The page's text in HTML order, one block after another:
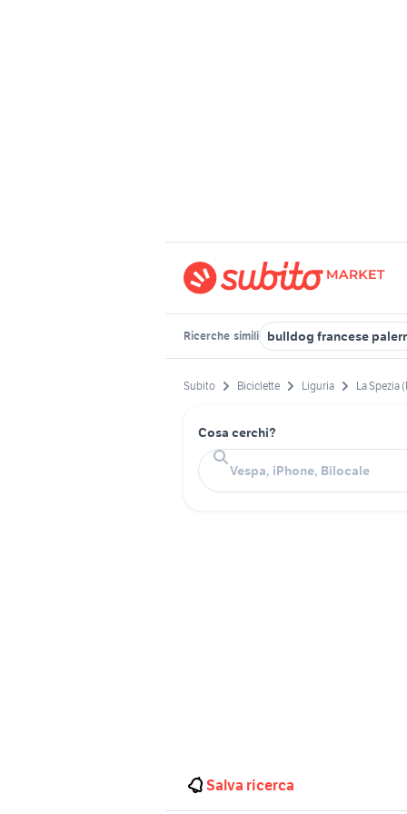
Ricerche simili bulldog francese
Subito Biciclette Liguria La Spezia
Cosa cerchi?
Salva ricerca